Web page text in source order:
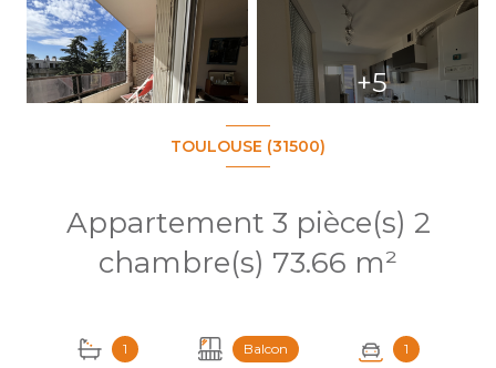
+5
TOULOUSE (31500)
Appartement 3 pièce(s) 2
chambre(s) 73.66 m²
1 Balcon 1